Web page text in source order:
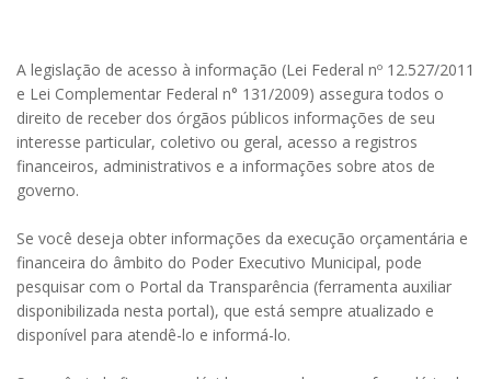
A legislação de acesso à informação (Lei Federal nº 12.527/2011
e Lei Complementar Federal n° 131/2009) assegura todos o
direito de receber dos órgãos públicos informações de seu
interesse particular, coletivo ou geral, acesso a registros
financeiros, administrativos e a informações sobre atos de
governo.
Se você deseja obter informações da execução orçamentária e
financeira do âmbito do Poder Executivo Municipal, pode
pesquisar com o Portal da Transparência (ferramenta auxiliar
disponibilizada nesta portal), que está sempre atualizado e
disponível para atendê-lo e informá-lo.